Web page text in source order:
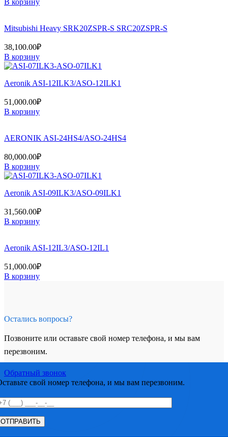
В корзину
Mitsubishi Heavy SRK20ZSPR-S SRC20ZSPR-S
38,100.00₽
В корзину
Aeronik ASI-12ILK3/ASO-12ILK1
51,000.00₽
В корзину
AERONIK ASI-24HS4/ASO-24HS4
80,000.00₽
В корзину
Aeronik ASI-09ILK3/ASO-09ILK1
31,560.00₽
В корзину
Aeronik ASI-12IL3/ASO-12IL1
51,000.00₽
В корзину
Остались вопросы?
Позвоните или оставьте свой номер телефона, и мы вам
перезвоним.
Обратный звонок
свой номер телефона, и мы вам перезвоним.